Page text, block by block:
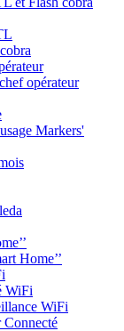
opérateur
Markers'
Home’’
WiFi
WiFi
Connecté